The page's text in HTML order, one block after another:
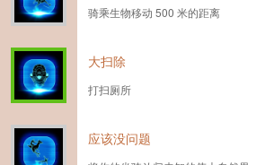
骑乘生物移动 500 米的距离
大扫除
打扫厕所
应该没问题